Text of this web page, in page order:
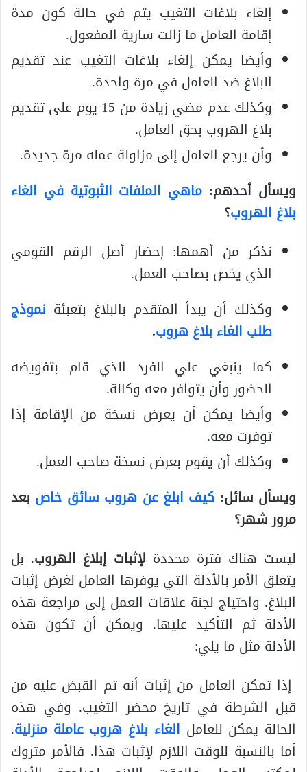
إلغاء بلاغات التغيب يتم في حالة كون مدة
إقامة العامل ما زالت سارية المفعول.
وأيضا يمكن إلغاء بلاغات التغيب عند تقديم
البلاغ ضد العامل في مرة واحدة.
وكذلك عدم مضي زيادة من 15 يوم على تقديم
بلاغ الهروب بحق العامل.
وأن يرجع العامل إلى مزاولة عمله مرة جديدة.
ويسأل أحدهم: ماهي الملفات الثبوتية في الغاء
بلاغ الهروب؟
نذكر من أهمها: إحضار أصل الرقم القومي
الذي يخص بصاحب العمل.
وكذلك أن يبدأ المتقدم بالبلاغ بتعبئة نموذج
طلب الغاء بلاغ هروب.
كما ينبغي علي الفرد الذي قام بتفويضه
الحضور وأن يتوافر معه وكالة.
وأيضا يمكن أن يعرض نسخة من الإقامة إذا
توفرت معه.
وكذلك أن يقوم بعرض نسخة صاحب العمل.
ويسأل سائل: كيف ابلغ عن هروب سائق خاص بعد
مرور شهر؟
ليست هناك فترة محددة لإثبات إبلاغ الهروب. بل
يتعلق الأمر بالأدلة التي يوفرها العامل لغرض إثبات
البلاغ. واحتياج لجنة علاقات العمل إلى مراجعة هذه
الأدلة ثم التأكيد عليها. ويمكن أن تكون هذه
الأدلة مثل ما يلي:
إذا تمكن العامل من إثبات أنه تم القبض عليه من
قبل الشرطة في تاريخ محضر التغيب. وفي هذه
الحالة يمكن للعامل الغاء بلاغ هروب عاملة منزلية.
أما بالنسبة للوقت اللازم لإثبات هذا. فالأمر متروك